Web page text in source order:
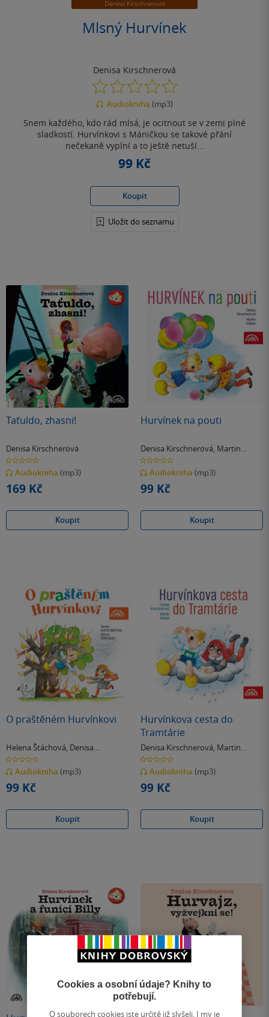
Mlsný Hurvínek
Denisa Kirschnerová
0.0
z
5
Audiokniha (mp3)
Snem každého, kdo rád mlsá, je ocitnout se v zemi plné
sladkostí. Hurvínkovi s Máničkou se takové přání
nečekaně vyplní a to ještě netuší...
99 Kč
Koupit
Uložit do seznamu
Taťuldo, zhasni!
Denisa Kirschnerová
0.0
z
5
hvězdiček
Audiokniha (mp3)
169 Kč
Koupit
Hurvínek na pouti
Denisa Kirschnerová, Martin
Klásek
0.0
z
5
hvězdiček
Audiokniha (mp3)
99 Kč
Koupit
O praštěném Hurvínkovi
Helena Štáchová, Denisa
Kirschnerová
0.0
z
5
hvězdiček
Audiokniha (mp3)
99 Kč
Koupit
Hurvínkova cesta do
Tramtárie
Denisa Kirschnerová, Martin
Klásek
0.0
z
5
hvězdiček
Audiokniha (mp3)
99 Kč
Koupit
Cookies a osobní údaje? Knihy to
potřebují.
O souborech cookies jste určitě již slyšeli. I my je